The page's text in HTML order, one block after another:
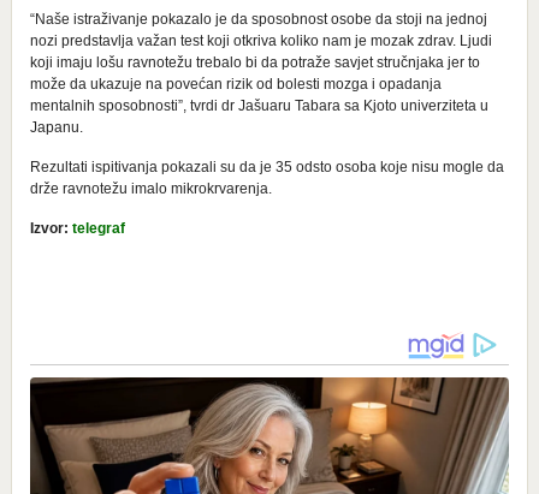
“Naše istraživanje pokazalo je da sposobnost osobe da stoji na jednoj
nozi predstavlja važan test koji otkriva koliko nam je mozak zdrav. Ljudi
koji imaju lošu ravnotežu trebalo bi da potraže savjet stručnjaka jer to
može da ukazuje na povećan rizik od bolesti mozga i opadanja
mentalnih sposobnosti”, tvrdi dr Jašuaru Tabara sa Kjoto univerziteta u
Japanu.
Rezultati ispitivanja pokazali su da je 35 odsto osoba koje nisu mogle da
drže ravnotežu imalo mikrokrvarenja.
Izvor: telegraf